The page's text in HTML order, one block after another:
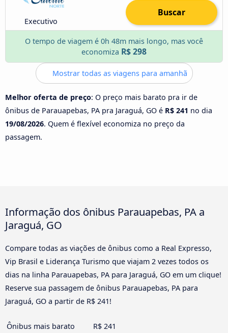
Executivo
Buscar
O tempo de viagem é 0h 48m mais longo, mas você
economiza R$ 298
Mostrar todas as viagens para amanhã
Melhor oferta de preço: O preço mais barato pra ir de
ônibus de Parauapebas, PA pra Jaraguá, GO é R$ 241 no dia
19/08/2026. Quem é flexível economiza no preço da
passagem.
Informação dos ônibus Parauapebas, PA a
Jaraguá, GO
Compare todas as viações de ônibus como a Real Expresso,
Vip Brasil e Liderança Turismo que viajam 2 vezes todos os
dias na linha Parauapebas, PA para Jaraguá, GO em um clique!
Reserve sua passagem de ônibus Parauapebas, PA para
Jaraguá, GO a partir de R$ 241!
Ônibus mais barato R$ 241